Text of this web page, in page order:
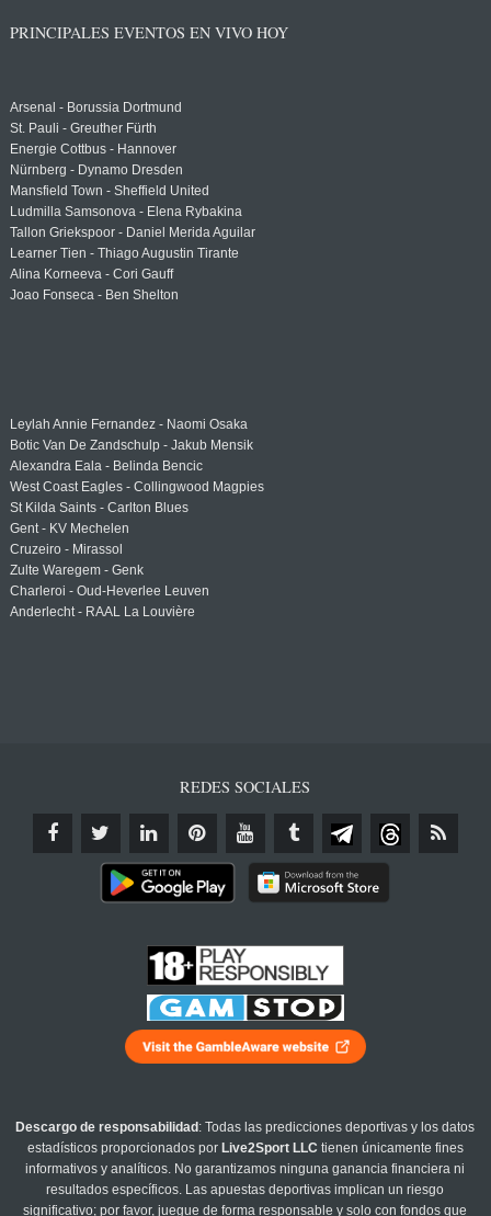
PRINCIPALES EVENTOS EN VIVO HOY
Arsenal - Borussia Dortmund
St. Pauli - Greuther Fürth
Energie Cottbus - Hannover
Nürnberg - Dynamo Dresden
Mansfield Town - Sheffield United
Ludmilla Samsonova - Elena Rybakina
Tallon Griekspoor - Daniel Merida Aguilar
Learner Tien - Thiago Augustin Tirante
Alina Korneeva - Cori Gauff
Joao Fonseca - Ben Shelton
Leylah Annie Fernandez - Naomi Osaka
Botic Van De Zandschulp - Jakub Mensik
Alexandra Eala - Belinda Bencic
West Coast Eagles - Collingwood Magpies
St Kilda Saints - Carlton Blues
Gent - KV Mechelen
Cruzeiro - Mirassol
Zulte Waregem - Genk
Charleroi - Oud-Heverlee Leuven
Anderlecht - RAAL La Louvière
REDES SOCIALES
Descargo de responsabilidad : Todas las predicciones deportivas y los datos
estadísticos proporcionados por Live2Sport LLC tienen únicamente fines
informativos y analíticos. No garantizamos ninguna ganancia financiera ni
resultados específicos. Las apuestas deportivas implican un riesgo
significativo; por favor, juegue de forma responsable y solo con fondos que